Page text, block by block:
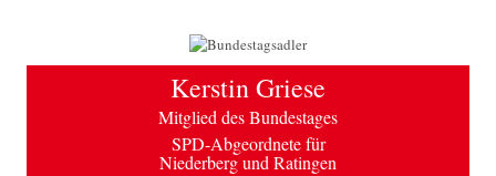
Kerstin Griese
Mitglied des Bundestages
SPD-Abgeordnete für
Niederberg und Ratingen